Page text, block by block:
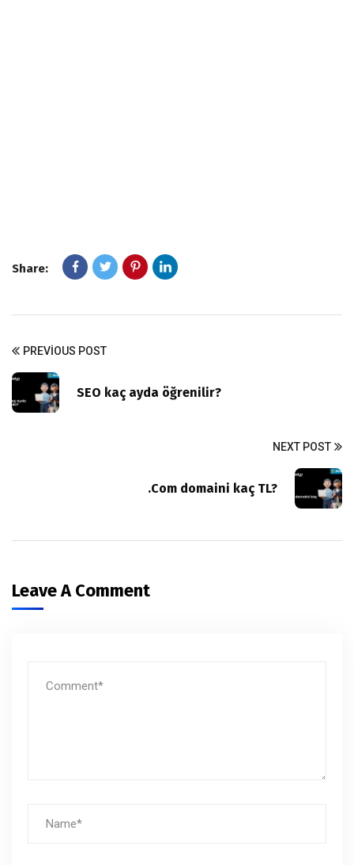
Share:
PREVIOUS POST
SEO kaç ayda öğrenilir?
NEXT POST
.Com domaini kaç TL?
Leave A Comment